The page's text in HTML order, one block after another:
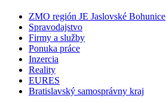
ZMO región JE Jaslovské Bohunice
Spravodajstvo
Firmy a služby
Ponuka práce
Inzercia
Reality
EURES
Bratislavský samosprávny kraj